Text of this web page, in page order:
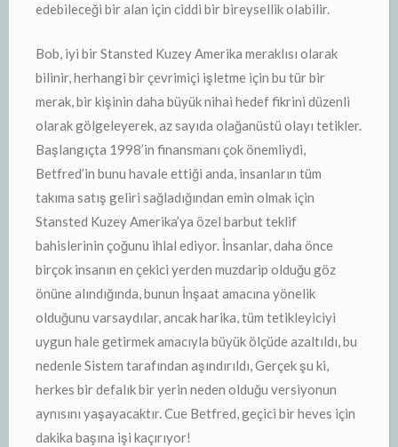
edebileceği bir alan için ciddi bir bireysellik olabilir.
Bob, iyi bir Stansted Kuzey Amerika meraklısı olarak
bilinir, herhangi bir çevrimiçi işletme için bu tür bir
merak, bir kişinin daha büyük nihai hedef fikrini düzenli
olarak gölgeleyerek, az sayıda olağanüstü olayı tetikler.
Başlangıçta 1998’in finansmanı çok önemliydi,
Betfred’in bunu havale ettiği anda, insanların tüm
takıma satış geliri sağladığından emin olmak için
Stansted Kuzey Amerika’ya özel barbut teklif
bahislerinin çoğunu ihlal ediyor. İnsanlar, daha önce
birçok insanın en çekici yerden muzdarip olduğu göz
önüne alındığında, bunun İnşaat amacına yönelik
olduğunu varsaydılar, ancak harika, tüm tetikleyiciyi
uygun hale getirmek amacıyla büyük ölçüde azaltıldı, bu
nedenle Sistem tarafından aşındırıldı, Gerçek şu ki,
herkes bir defalık bir yerin neden olduğu versiyonun
aynısını yaşayacaktır. Cue Betfred, geçici bir heves için
dakika başına işi kaçırıyor!